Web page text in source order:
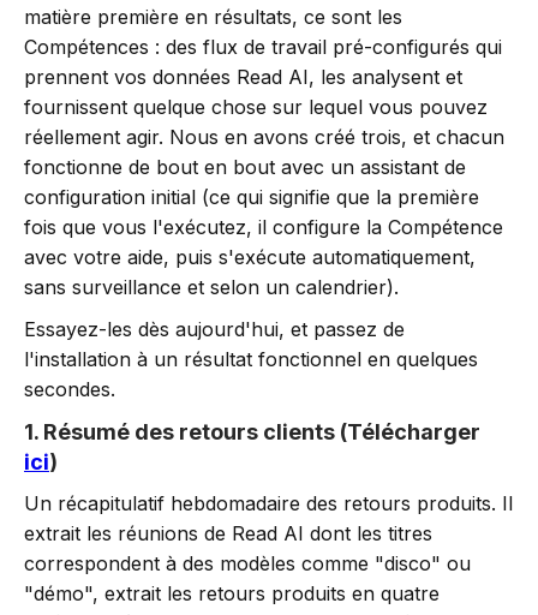
matière première en résultats, ce sont les
Compétences : des flux de travail pré-configurés qui
prennent vos données Read AI, les analysent et
fournissent quelque chose sur lequel vous pouvez
réellement agir. Nous en avons créé trois, et chacun
fonctionne de bout en bout avec un assistant de
configuration initial (ce qui signifie que la première
fois que vous l'exécutez, il configure la Compétence
avec votre aide, puis s'exécute automatiquement,
sans surveillance et selon un calendrier).
Essayez-les dès aujourd'hui, et passez de
l'installation à un résultat fonctionnel en quelques
secondes.
1. Résumé des retours clients (Télécharger
ici)
Un récapitulatif hebdomadaire des retours produits. Il
extrait les réunions de Read AI dont les titres
correspondent à des modèles comme "disco" ou
"démo", extrait les retours produits en quatre